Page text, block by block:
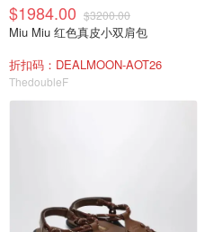
$1984.00 $3200.00
Miu Miu 红色真皮小双肩包
折扣码：DEALMOON-AOT26
ThedoubleF